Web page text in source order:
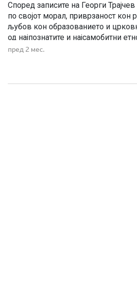
Според записите на Георги
по својот морал, приврзаност кон
љубов кон образованието и
од најпознатите и најсамобитни
култура, традиција, архитектура,
пред 2 мес.